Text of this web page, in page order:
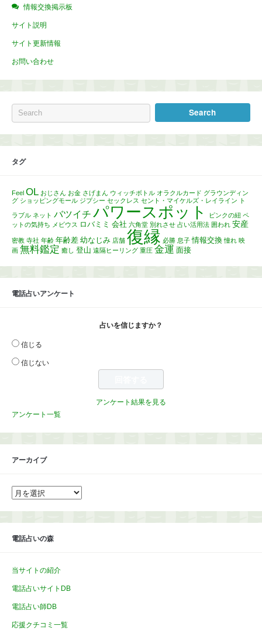
情報交換掲示板
サイト説明
サイト更新情報
お問い合わせ
タグ
Feel OL おじさん お金 さげまん ウィッチボトル オラクルカード グラウンディン
グ ショッピングモール ジプシー セックレス セント・マイケルズ・レイライン ト
ラブル ネット バツイチ パワースポット ピンクの紐 ペ
ットの気持ち メビウス ロバミミ 会社 六角堂 別れさせ 占い活用法 囲われ 安産
密教 寺社 年齢 年齢差 幼なじみ 店舗 復縁 必勝 息子 情報交換 憧れ 映
画 無料鑑定 癒し 登山 遠隔ヒーリング 重圧 金運 面接
電話占いアンケート
占いを信じますか？
信じる
信じない
アンケート結果を見る
アンケート一覧
アーカイブ
ア
ー
イ
電話占いの森
当サイトの紹介
電話占いサイトDB
電話占い師DB
応援クチコミ一覧